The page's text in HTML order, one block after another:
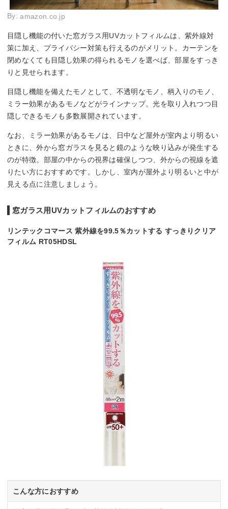
By:amazon.co.jp
目隠し機能の付いた窓ガラス用UVカットフィルムは、紫外線対
策に加え、プライバシー対策も行えるのがメリット。カーテンを
閉めなくても目隠し効果の得られるモノを選べば、部屋をすっき
りと見せられます。
目隠し機能を備えたモノとして、不透明なモノ、柄入りのモノ、
ミラー効果があるモノなどがラインナップ。光を取り入れつつ目
隠しできるモノも多数展開されています。
なお、ミラー効果があるモノは、日中など屋外が室内より明るい
ときに、外から窓ガラスを見ると鏡のような映り込みが発生する
のが特徴。部屋の中からの視界は確保しつつ、外からの視線を遮
りたい方におすすめです。しかし、室内が屋外より明るいと中が
見える点に注意しましょう。
窓ガラス用UVカットフィルムのおすすめ
リンテックコマース 紫外線を99.5％カットする すっきりクリア
フィルム RT05HDSL
こんな方におすすめ